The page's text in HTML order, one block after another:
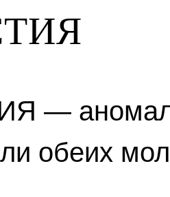
—
обеих